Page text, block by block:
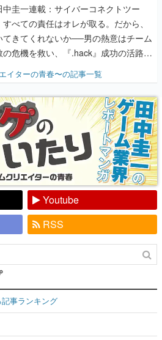
中圭一連載：サイバーコネクトツー
すべての責任はオレが取る。だから、
てきてくれないか──男の熱意はチーム
の危機を救い、『.hack』成功の活路を
年ジャンプ』色だった【若ゲのいた
イターの青春〜の記事一覧
Youtube
RSS
事ランキング